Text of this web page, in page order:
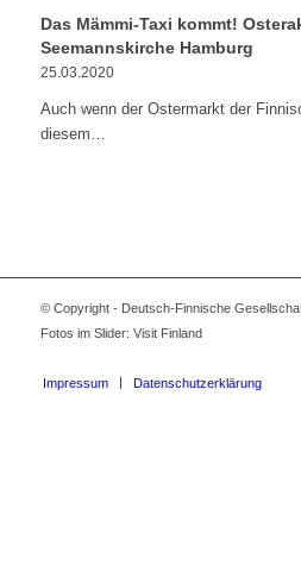
Das Mämmi-Taxi kommt!
Seemannskirche Hamburg
25.03.2020
Auch wenn der Ostermarkt der
diesem…
© Copyright - Deutsch-Finnische
Fotos im Slider: Visit Finland
Impressum Datenschutzerklärung